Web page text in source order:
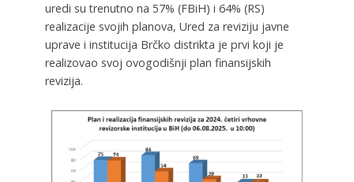
uredi su trenutno na 57% (FBiH) i 64% (RS)
realizacije svojih planova, Ured za reviziju javne
uprave i institucija Brčko distrikta je prvi koji je
realizovao svoj ovogodišnji plan finansijskih
revizija.